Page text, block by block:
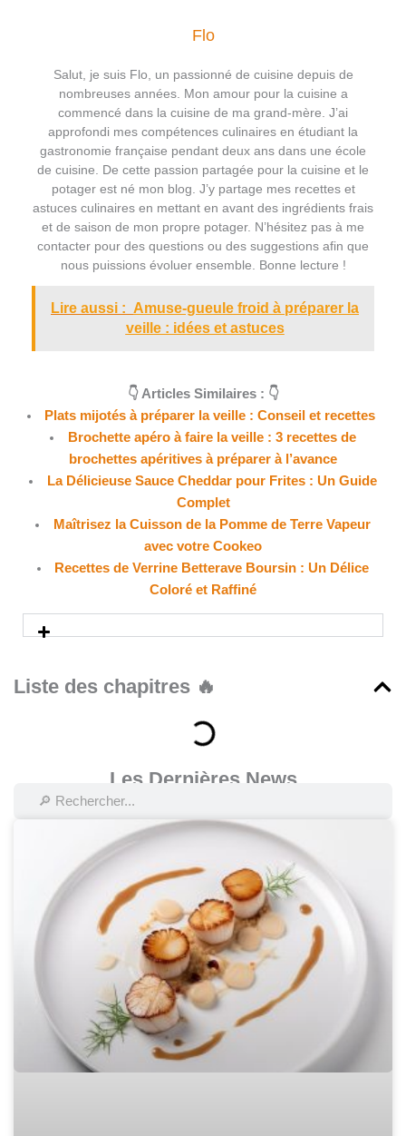
Liste des chapitres 🔥
Flo
Salut, je suis Flo, un passionné de cuisine depuis de
nombreuses années. Mon amour pour la cuisine a
commencé dans la cuisine de ma grand-mère. J’ai
approfondi mes compétences culinaires en étudiant la
gastronomie française pendant deux ans dans une école
de cuisine. De cette passion partagée pour la cuisine et le
potager est né mon blog. J’y partage mes recettes et
astuces culinaires en mettant en avant des ingrédients frais
et de saison de mon propre potager. N’hésitez pas à me
contacter pour des questions ou des suggestions afin que
nous puissions évoluer ensemble. Bonne lecture !
Lire aussi : Amuse-gueule froid à préparer la
veille : idées et astuces
👇 Articles Similaires : 👇
Plats mijotés à préparer la veille : Conseil et recettes
Brochette apéro à faire la veille : 3 recettes de
brochettes apéritives à préparer à l’avance
La Délicieuse Sauce Cheddar pour Frites : Un Guide
Complet
Maîtrisez la Cuisson de la Pomme de Terre Vapeur
avec votre Cookeo
Recettes de Verrine Betterave Boursin : Un Délice
Coloré et Raffiné
Les Dernières News
Rechercher